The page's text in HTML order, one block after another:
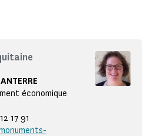
économique
17 91